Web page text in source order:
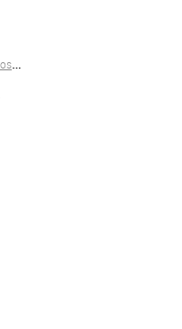
S
andália Salto Grosso